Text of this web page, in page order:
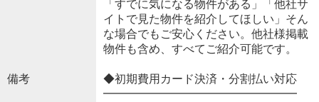
備考
「すでに気になる物件がある」「他社サ
イトで見た物件を紹介してほしい」そん
な場合でもご安心ください。他社様掲載
物件も含め、すべてご紹介可能です。
◆初期費用カード決済・分割払い対応
━━━━━━━━━━━━━━━━━